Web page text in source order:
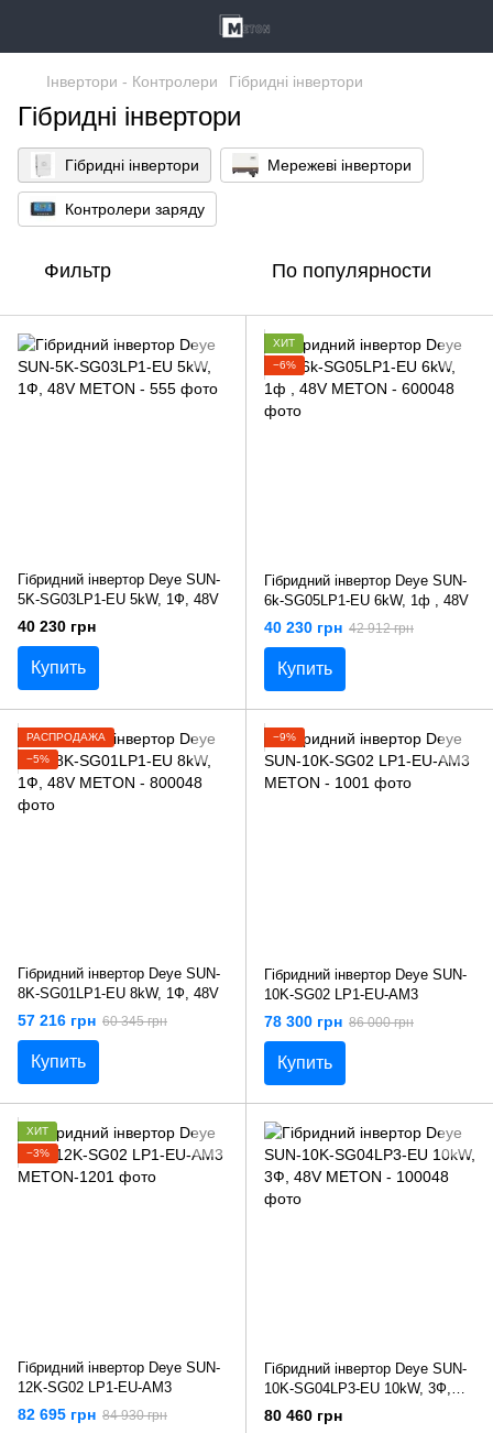
Інвертори - Контролери Гібридні інвертори
Гібридні інвертори
Гібридні інвертори Мережеві інвертори
Контролери заряду
Фильтр По популярности
Гібридний інвертор Deye SUN-
5K-SG03LP1-EU 5kW, 1Ф, 48V
40 230 грн
Купить
ХИТ
−6%
Гібридний інвертор Deye SUN-
6k-SG05LP1-EU 6kW, 1ф , 48V
40 230 грн 42 912 грн
Купить
РАСПРОДАЖА
−5%
Гібридний інвертор Deye SUN-
8K-SG01LP1-EU 8kW, 1Ф, 48V
57 216 грн 60 345 грн
Купить
−9%
Гібридний інвертор Deye SUN-
10K-SG02 LP1-EU-AM3
78 300 грн 86 000 грн
Купить
ХИТ
−3%
Гібридний інвертор Deye SUN-
12K-SG02 LP1-EU-AM3
82 695 грн 84 930 грн
Гібридний інвертор Deye SUN-
10K-SG04LP3-EU 10kW, 3Ф,
48V
80 460 грн